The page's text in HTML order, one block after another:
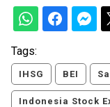
Tags:
IHSG BEI
Indonesia Stock